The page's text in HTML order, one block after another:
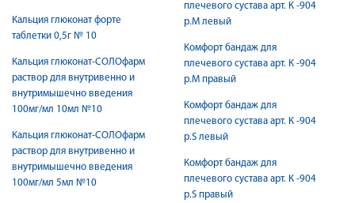
Кальция глюконат форте
таблетки 0,5г № 10
Кальция глюконат-СОЛОфарм
раствор для внутривенно и
внутримышечно введения
100мг/мл 10мл №10
Кальция глюконат-СОЛОфарм
раствор для внутривенно и
внутримышечно введения
100мг/мл 5мл №10
плечевого сустава арт. К -904
р.M левый
Комфорт бандаж для
плечевого сустава арт. К -904
р.M правый
Комфорт бандаж для
плечевого сустава арт. К -904
р.S левый
Комфорт бандаж для
плечевого сустава арт. К -904
р.S правый